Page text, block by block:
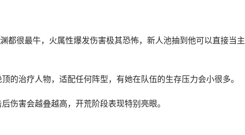
都很最牛，火属性爆发伤害极其恐怖，新人池抽到他可以直接当主
的治疗人物，适配任何阵型，有她在队伍的生存压力会小很多。
伤害会越叠越高，开荒阶段表现特别亮眼。